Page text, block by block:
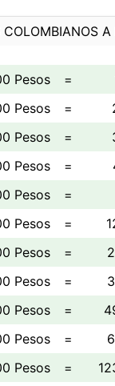
COLOMBIANOS
Pesos =
Pesos
=
Pesos
=
Pesos
=
Pesos
=
Pesos
=
Pesos
=
Pesos
=
Pesos
=
Pesos
=
Pesos
=